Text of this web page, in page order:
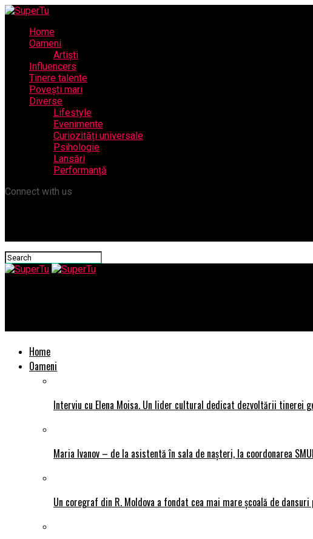
Home
Oameni
Artiști
Influencers
Tinere talente
Povești mari
Diverse
Lifestyle
Evenimente
Curiozități universale
Psihologie
Lansări
Performanță
Connect with us
Home
Oameni
Interviu cu Elena Moisa. Un lider cultural dedicat dezvoltării tinerei
Maria Ivanov – de la asistentă în sala de nașteri, la coordonarea
Un coregraf din R. Moldova a fondat cea mai mare școală de